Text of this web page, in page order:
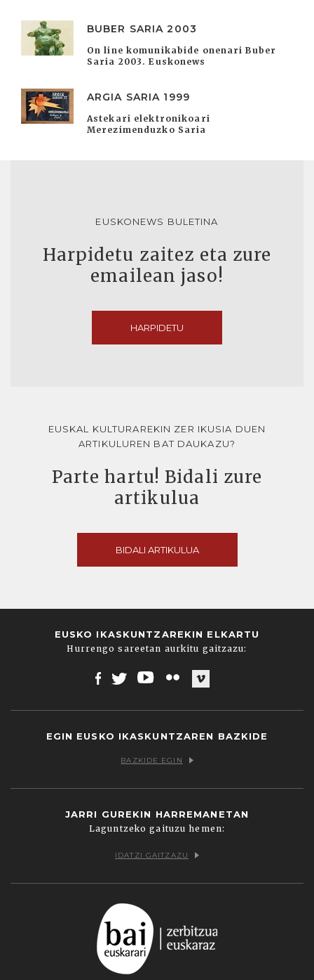
BUBER SARIA 2003
On line komunikabide onenari Buber
Saria 2003. Euskonews
ARGIA SARIA 1999
Astekari elektronikoari
Merezimenduzko Saria
EUSKONEWS BULETINA
Harpidetu zaitez eta zure
emailean jaso!
HARPIDETU
EUSKAL KULTURAREKIN ZER IKUSIA DUEN
ARTIKULUREN BAT DAUKAZU?
Parte hartu! Bidali zure
artikulua
BIDALI ARTIKULUA
EUSKO IKASKUNTZAREKIN ELKARTU
Hurrengo sareetan aurkitu gaitzazu:
EGIN EUSKO IKASKUNTZAREN BAZKIDE
BAZKIDE EGIN
JARRI GUREKIN HARREMANETAN
Laguntzeko gaituzu hemen:
IDATZI GAITZAZU